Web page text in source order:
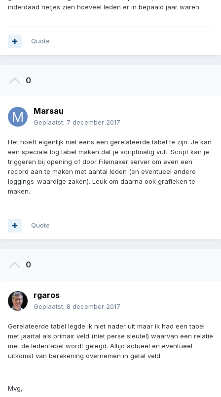
inderdaad netjes zien hoeveel leden er in bepaald jaar waren.
Quote
0
Marsau
Geplaatst: 7 december 2017
Het hoeft eigenlijk niet eens een gerelateerde tabel te zijn. Je kan
een speciale log tabel maken dat je scriptmatig vult. Script kan je
triggeren bij opening of door Filemaker server om even een
record aan te maken met aantal leden (en eventueel andere
loggings-waardige zaken). Leuk om daarna ook grafieken te
maken.
Quote
0
rgaros
Geplaatst: 8 december 2017
Gerelateerde tabel legde ik niet nader uit maar ik had een tabel
met jaartal als primair veld (niet perse sleutel) waarvan een relatie
met de ledentabel wordt gelegd. Altijd actueel en eventueel
uitkomst van berekening overnemen in getal veld.
Mvg,